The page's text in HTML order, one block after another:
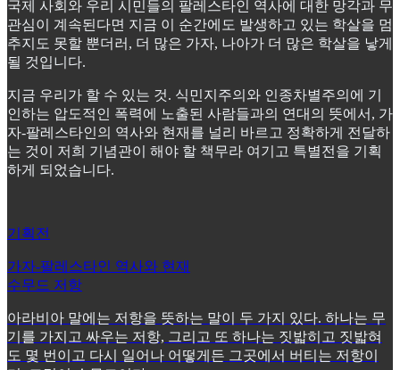
국제 사회와 우리 시민들의 팔레스타인 역사에 대한 망각과 무
관심이 계속된다면 지금 이 순간에도 발생하고 있는 학살을 멈
추지도 못할 뿐더러, 더 많은 가자, 나아가 더 많은 학살을 낳게
될 것입니다.
지금 우리가 할 수 있는 것. 식민지주의와 인종차별주의에 기
인하는 압도적인 폭력에 노출된 사람들과의 연대의 뜻에서, 가
자-팔레스타인의 역사와 현재를 널리 바르고 정확하게 전달하
는 것이 저희 기념관이 해야 할 책무라 여기고 특별전을 기획
하게 되었습니다.
기획전
가자-팔레스타인 역사와 현재
수무드 저항
아라비아 말에는 저항을 뜻하는 말이 두 가지 있다. 하나는 무
기를 가지고 싸우는 저항, 그리고 또 하나는 짓밟히고 짓밟혀
도 몇 번이고 다시 일어나 어떻게든 그곳에서 버티는 저항이